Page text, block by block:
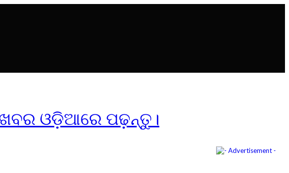
ଖବର ଓଡ଼ିଆରେ ପଢ଼ନ୍ତୁ।